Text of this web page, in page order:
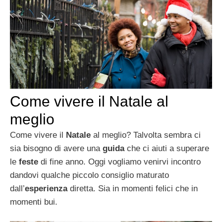
Come vivere il Natale al
meglio
Come vivere il Natale al meglio? Talvolta sembra ci
sia bisogno di avere una guidache ci aiuti a superare
le feste di fine anno. Oggi vogliamo venirvi incontro
dandovi qualche piccolo consiglio maturato
dall’esperienzadiretta. Sia in momenti felici che in
momenti bui.